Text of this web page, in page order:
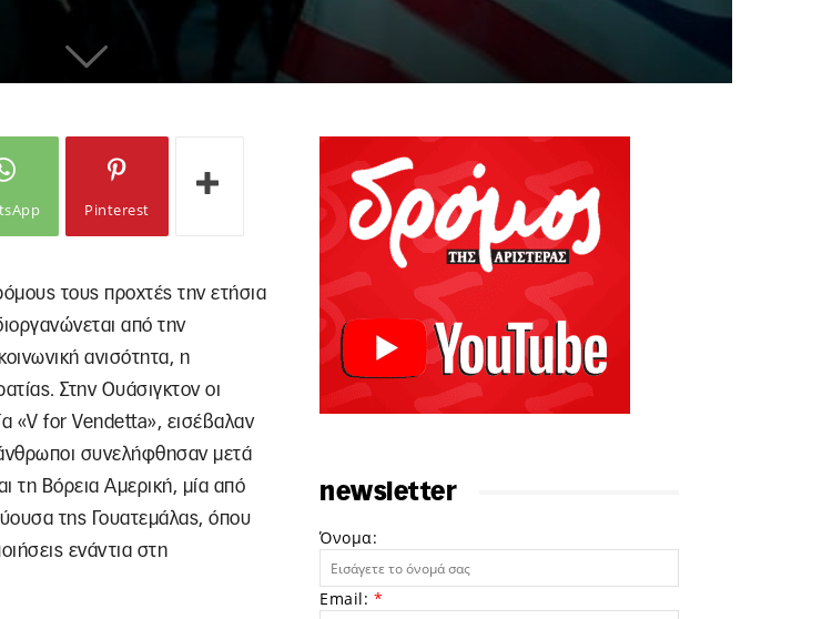
Pinterest
τους προχτές την ετήσια
από την
ανισότητα, η
Στην Ουάσιγκτον οι
«V for Vendetta», εισέβαλαν
συνελήφθησαν μετά
τη Βόρεια Αμερική, μία από
της Γουατεμάλας, όπου
ενάντια στη
newsletter
Όνομα:
Email: *